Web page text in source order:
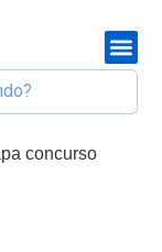
concurso